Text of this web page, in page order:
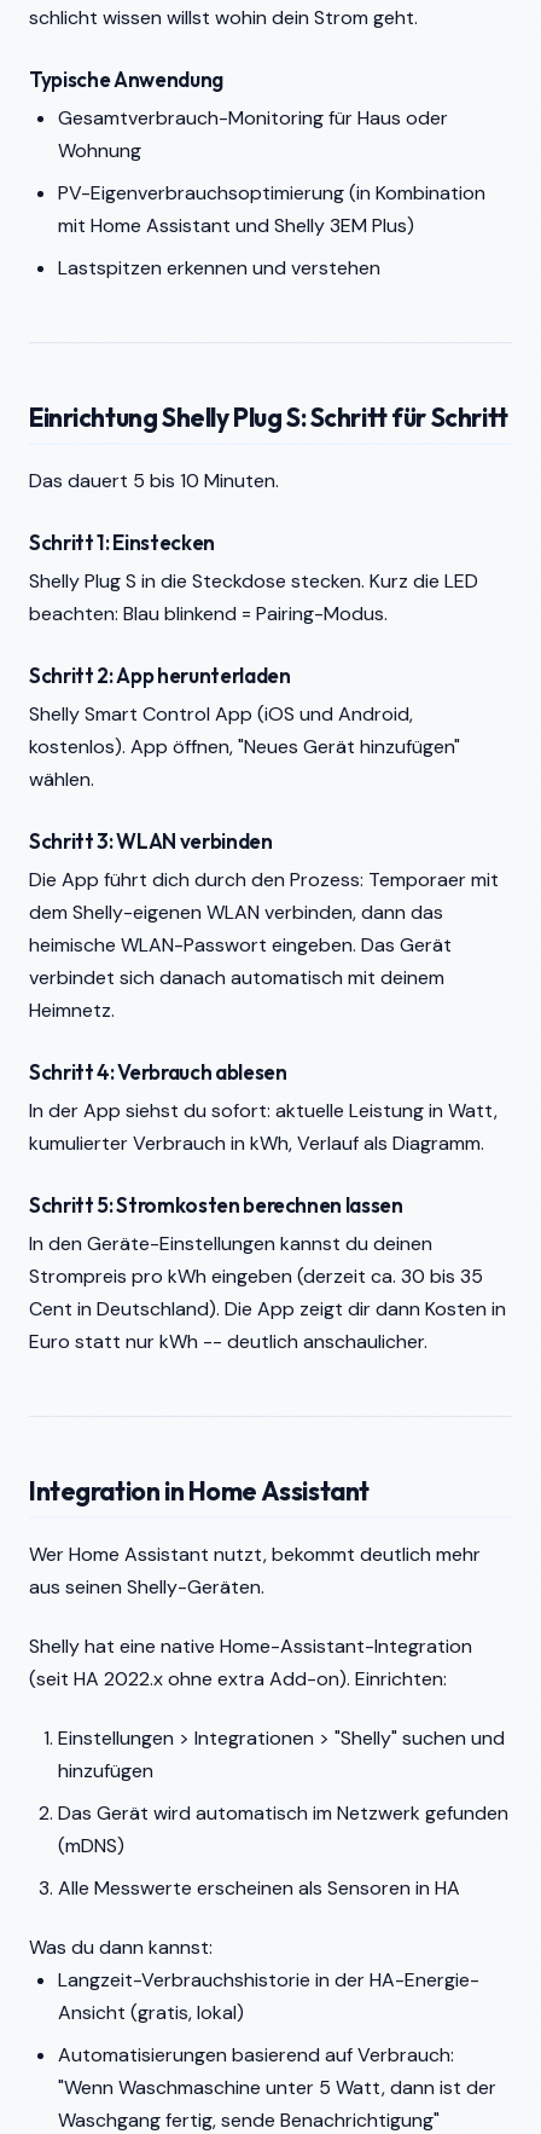
schlicht wissen willst wohin dein Strom geht.
Typische Anwendung
Gesamtverbrauch-Monitoring für Haus oder
Wohnung
PV-Eigenverbrauchsoptimierung (in Kombination
mit Home Assistant und Shelly 3EM Plus)
Lastspitzen erkennen und verstehen
Einrichtung Shelly Plug S: Schritt für Schritt
Das dauert 5 bis 10 Minuten.
Schritt 1: Einstecken
Shelly Plug S in die Steckdose stecken. Kurz die LED
beachten: Blau blinkend = Pairing-Modus.
Schritt 2: App herunterladen
Shelly Smart Control App (iOS und Android,
kostenlos). App öffnen, "Neues Gerät hinzufügen"
wählen.
Schritt 3: WLAN verbinden
Die App führt dich durch den Prozess: Temporaer mit
dem Shelly-eigenen WLAN verbinden, dann das
heimische WLAN-Passwort eingeben. Das Gerät
verbindet sich danach automatisch mit deinem
Heimnetz.
Schritt 4: Verbrauch ablesen
In der App siehst du sofort: aktuelle Leistung in Watt,
kumulierter Verbrauch in kWh, Verlauf als Diagramm.
Schritt 5: Stromkosten berechnen lassen
In den Geräte-Einstellungen kannst du deinen
Strompreis pro kWh eingeben (derzeit ca. 30 bis 35
Cent in Deutschland). Die App zeigt dir dann Kosten in
Euro statt nur kWh -- deutlich anschaulicher.
Integration in Home Assistant
Wer Home Assistant nutzt, bekommt deutlich mehr
aus seinen Shelly-Geräten.
Shelly hat eine native Home-Assistant-Integration
(seit HA 2022.x ohne extra Add-on). Einrichten:
Einstellungen > Integrationen > "Shelly" suchen und
hinzufügen
Das Gerät wird automatisch im Netzwerk gefunden
(mDNS)
Alle Messwerte erscheinen als Sensoren in HA
Was du dann kannst:
Langzeit-Verbrauchshistorie in der HA-Energie-
Ansicht (gratis, lokal)
Automatisierungen basierend auf Verbrauch:
"Wenn Waschmaschine unter 5 Watt, dann ist der
Waschgang fertig, sende Benachrichtigung"